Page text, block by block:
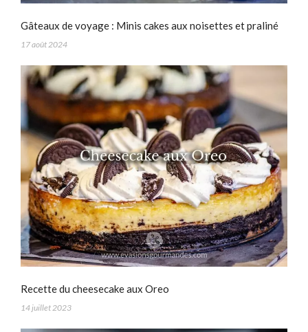
Gâteaux de voyage : Minis cakes aux noisettes et praliné
17 août 2024
Recette du cheesecake aux Oreo
14 juillet 2023